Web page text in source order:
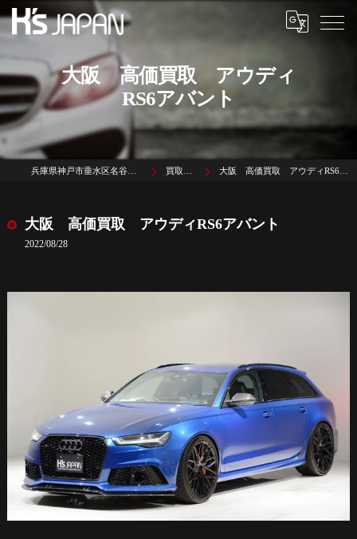
大阪 高価買取 アウディ
RS6アバント
兵庫県神戸市垂水区名谷町1785-3 買取実績 大阪 高価買取 アウディRS6アバント
大阪 高価買取 アウディRS6アバント
2022/08/28